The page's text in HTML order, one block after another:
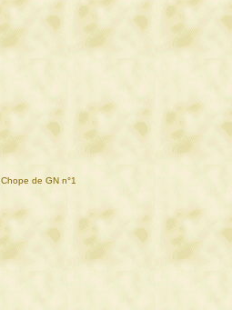
Chope de GN n°1